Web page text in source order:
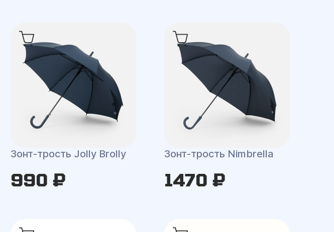
Зонт-трость Jolly Brolly
990 ₽
Зонт-трость Nimbrella
1470 ₽